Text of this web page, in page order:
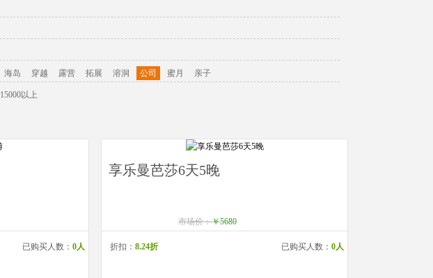
海岛 穿越 露营 拓展 溶洞 公司 蜜月 亲子
15000以上
已购买人数： 0人
享乐曼芭莎6天5晚
市场价：￥5680
折扣： 8.24折 已购买人数： 0人